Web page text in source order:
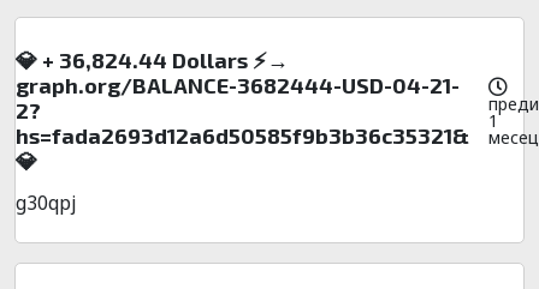
💎 + 36,824.44 Dollars ⚡→
graph.org/BALANCE-3682444-USD-04-21-
2?
hs=fada2693d12a6d50585f9b3b36c35321&
💎
преди
1
месец
g30qpj